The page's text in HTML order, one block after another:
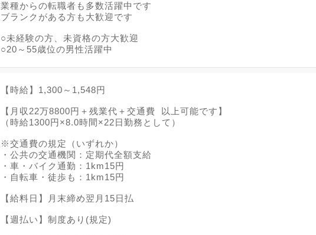
業種からの転職者も多数活躍中です
ブランクがある方も大歓迎です
○未経験の方、未資格の方大歓迎
○20～55歳位の男性活躍中
【時給】1,300～1,548円
【月収22万8800円＋残業代＋交通費 以上可能です】
（時給1300円×8.0時間×22日勤務として）
※交通費の規定（いずれか）
・公共の交通機関：定期代全額支給
・車・バイク通勤：1km15円
・自転車・徒歩も：1km15円
【給料日】月末締め翌月15日払
【週払い】制度あり(規定)